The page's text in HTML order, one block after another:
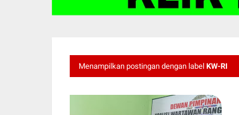
Menampilkan postingan dengan label KW-RI